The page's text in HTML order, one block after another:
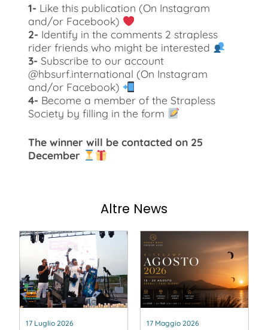
1- Like this publication (On Instagram
and/or Facebook)
2- Identify in the comments 2 strapless
rider friends who might be interested
3- Subscribe to our account
@hbsurf.international (On Instagram
and/or Facebook)
4- Become a member of the Strapless
Society by filling in the form
The winner will be contacted on 25
December
Altre News
17 Luglio 2026 17 Maggio 2026